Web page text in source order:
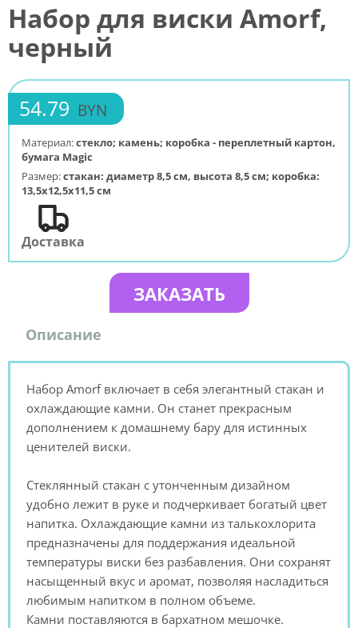
Набор для виски Amorf,
черный
54.79 BYN
Материал:стекло; камень; коробка - переплетный картон,
бумага Magic
Размер:стакан: диаметр 8,5 см, высота 8,5 см; коробка:
13,5х12,5х11,5 см
Доставка
ЗАКАЗАТЬ
Описание
Набор Amorf включает в себя элегантный стакан и
охлаждающие камни. Он станет прекрасным
дополнением к домашнему бару для истинных
ценителей виски.
Стеклянный стакан с утонченным дизайном
удобно лежит в руке и подчеркивает богатый цвет
напитка. Охлаждающие камни из талькохлорита
предназначены для поддержания идеальной
температуры виски без разбавления. Они сохранят
насыщенный вкус и аромат, позволяя насладиться
любимым напитком в полном объеме.
Камни поставляются в бархатном мешочке.